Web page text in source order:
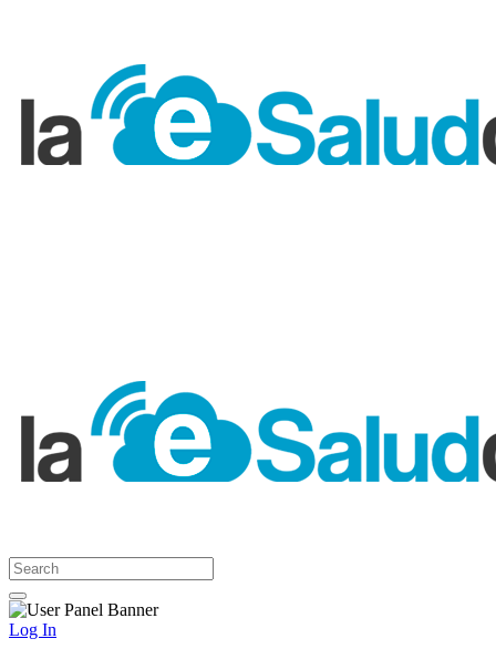
Log In